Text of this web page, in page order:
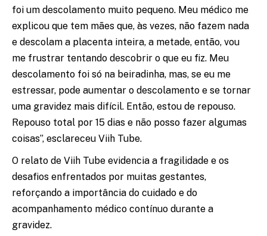
foi um descolamento muito pequeno. Meu médico me
explicou que tem mães que, às vezes, não fazem nada
e descolam a placenta inteira, a metade, então, vou
me frustrar tentando descobrir o que eu fiz. Meu
descolamento foi só na beiradinha, mas, se eu me
estressar, pode aumentar o descolamento e se tornar
uma gravidez mais difícil. Então, estou de repouso.
Repouso total por 15 dias e não posso fazer algumas
coisas”, esclareceu Viih Tube.
O relato de Viih Tube evidencia a fragilidade e os
desafios enfrentados por muitas gestantes,
reforçando a importância do cuidado e do
acompanhamento médico contínuo durante a
gravidez.